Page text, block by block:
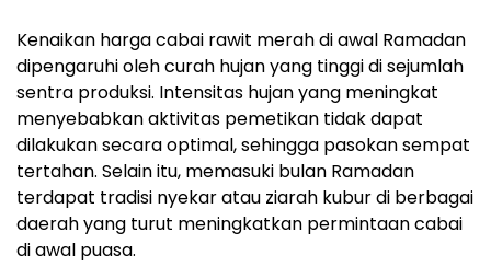
Kenaikan harga cabai rawit merah di awal Ramadan
dipengaruhi oleh curah hujan yang tinggi di sejumlah
sentra produksi. Intensitas hujan yang meningkat
menyebabkan aktivitas pemetikan tidak dapat
dilakukan secara optimal, sehingga pasokan sempat
tertahan. Selain itu, memasuki bulan Ramadan
terdapat tradisi nyekar atau ziarah kubur di berbagai
daerah yang turut meningkatkan permintaan cabai
di awal puasa.